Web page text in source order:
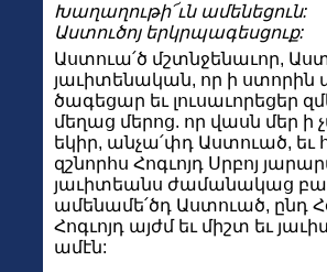
Խաղաղութի՜ւն ամենեցուն:
Աստուծոյ երկրպագեսցուք:
Աստուա՛ծ մշտնջենաւոր,
յաւիտենական, որ ի ստորին
ծագեցար եւ լուսաւորեցեր
մեղաց մերոց. որ վասն մեր ի
եկիր, անչա՛փդ Աստուած, եւ
զշնորհս Հոգւոյդ Սրբոյ
յաւիտեանս ժամանակաց
ամենամե՛ծդ Աստուած, ընդ
Հոգւոյդ այժմ եւ միշտ եւ
ամէն: